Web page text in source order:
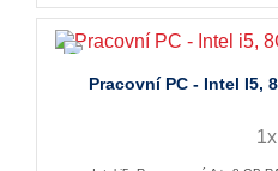
Pracovní PC - Intel I5,
1x